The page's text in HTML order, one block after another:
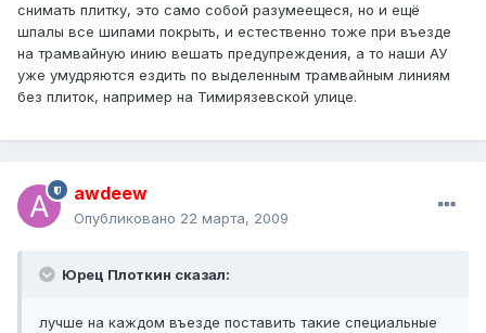
снимать плитку, это само собой разумеещеся, но и ещё
шпалы все шипами покрыть, и естественно тоже при въезде
на трамвайную инию вешать предупреждения, а то наши АУ
уже умудряются ездить по выделенным трамвайным линиям
без плиток, например на Тимирязевской улице.
awdeew
Опубликовано 22 марта, 2009
Юрец Плоткин сказал:
лучше на каждом въезде поставить такие специальные